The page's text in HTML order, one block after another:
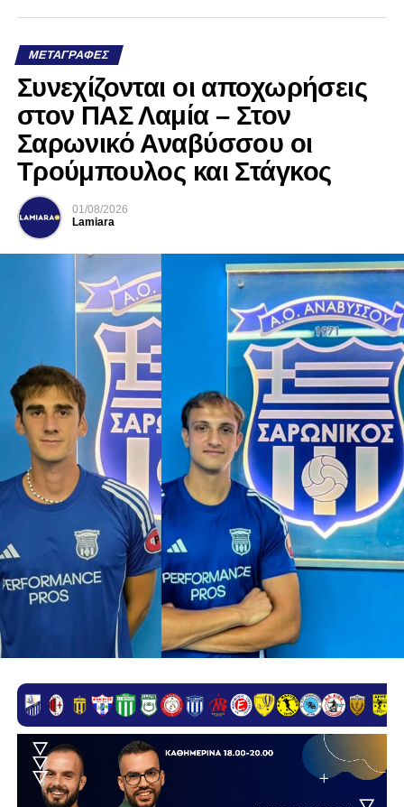
ΜΕΤΑΓΡΑΦΈΣ
Συνεχίζονται οι αποχωρήσεις
στον ΠΑΣ Λαμία – Στον
Σαρωνικό Αναβύσσου οι
Τρούμπουλος και Στάγκος
01/08/2026
Lamiara